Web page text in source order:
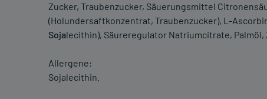
Zucker, Traubenzucker, Säuerungsmittel
(Holundersaftkonzentrat, Traubenzucker), L-
Sojalecithin), Säureregulator Natriumcitrate, Palmöl,
Allergene:
Sojalecithin.